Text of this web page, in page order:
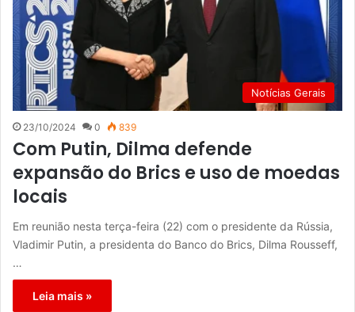
Notícias Gerais
23/10/2024 0 839
Com Putin, Dilma defende
expansão do Brics e uso de moedas
locais
Em reunião nesta terça-feira (22) com o presidente da Rússia,
Vladimir Putin, a presidenta do Banco do Brics, Dilma Rousseff,
…
Leia mais »